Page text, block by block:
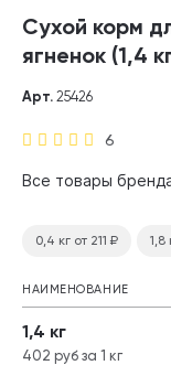
Сухой корм
ягненок (1,4
6
Арт. 25426
Все товары
0,4 кг от 211 ₽ 1,8
НАИМЕНОВАНИЕ
1,4 кг
402 руб за 1 кг